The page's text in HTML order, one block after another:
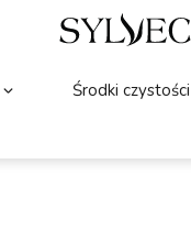
Środki czystości